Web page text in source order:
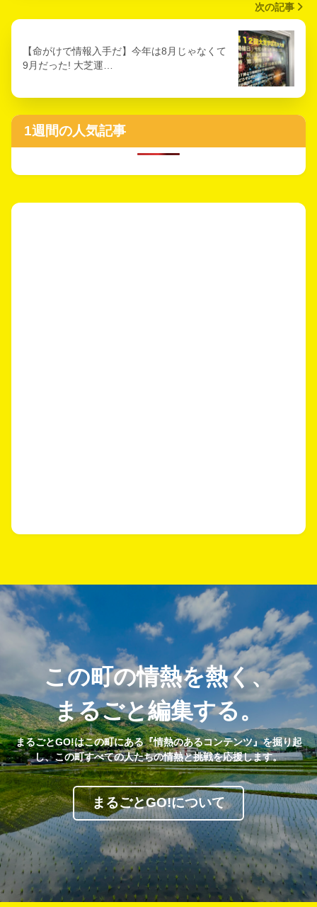
次の記事
【命がけで情報入手だ】今年は8月じゃなくて
9月だった! 大芝運…
1週間の人気記事
この町の情熱を熱く、
まるごと編集する。
まるごとGO!はこの町にある『情熱のあるコンテンツ』を掘り起
し、この町すべての人たちの情熱と挑戦を応援します。
まるごとGO!について